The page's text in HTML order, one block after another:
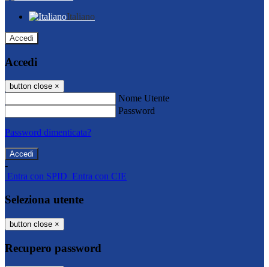
Italiano
Accedi
Accedi
button close ×
Nome Utente
Password
Password dimenticata?
-
Entra con SPID Entra con CIE
Seleziona utente
button close ×
Recupero password